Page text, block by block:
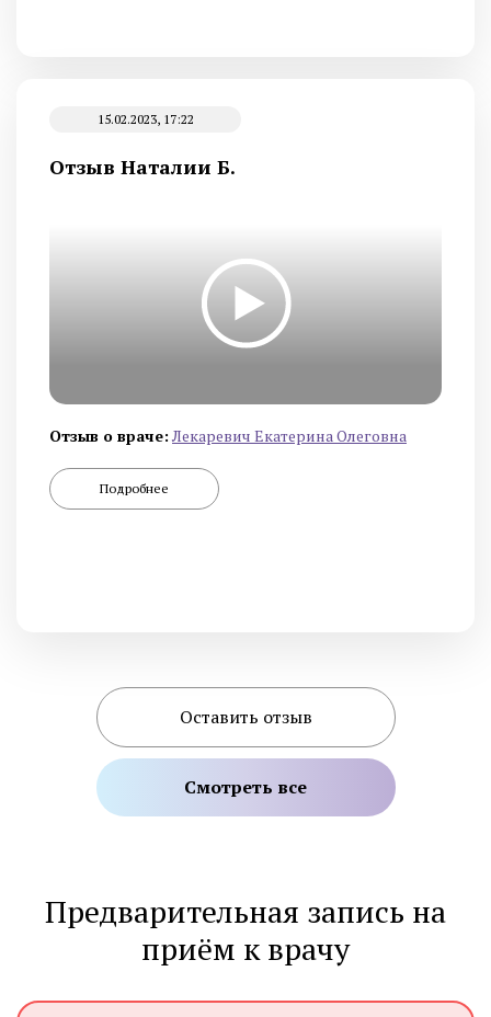
15.02.2023, 17:22
Отзыв Наталии Б.
Отзыв о враче: Лекаревич Екатерина Олеговна
Подробнее
Оставить отзыв
Смотреть все
Предварительная запись на
приём к врачу